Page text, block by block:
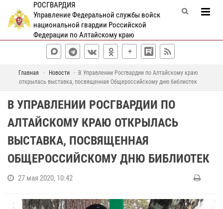
РОСГВАРДИЯ
Управление Федеральной службы войск
национальной гвардии Российской
Федерации по Алтайскому краю
Главная Новости
В Управлении Росгвардии по Алтайскому краю
открылась выставка, посвященная Общероссийскому дню библиотек
В УПРАВЛЕНИИ РОСГВАРДИИ ПО
АЛТАЙСКОМУ КРАЮ ОТКРЫЛАСЬ
ВЫСТАВКА, ПОСВЯЩЕННАЯ
ОБЩЕРОССИЙСКОМУ ДНЮ БИБЛИОТЕК
27 мая 2020, 10:42